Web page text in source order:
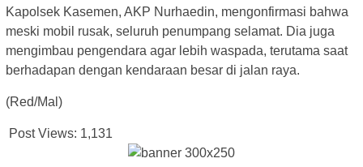
Kapolsek Kasemen, AKP Nurhaedin, mengonfirmasi bahwa
meski mobil rusak, seluruh penumpang selamat. Dia juga
mengimbau pengendara agar lebih waspada, terutama saat
berhadapan dengan kendaraan besar di jalan raya.
(Red/Mal)
Post Views: 1,131